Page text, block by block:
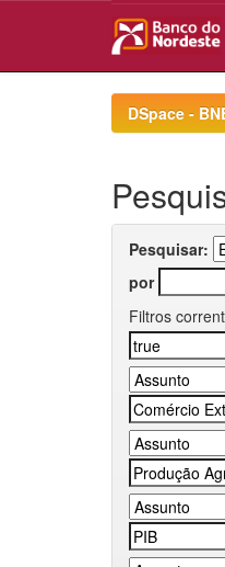
DSpace -
Pesquisar:
por
Filtros